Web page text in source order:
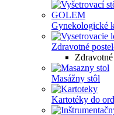
Gynekologické
Zdravotné
Masážny stôl
Kartotéky do